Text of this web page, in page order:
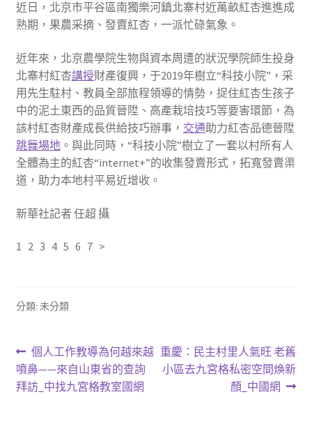
近日，北京市平谷區南獨樂河鎮北寨村近萬畝紅杏進進成
熟期，果農采摘、發賣紅杏，一派忙碌氣象。
近年來，北京農學院生物與資本周遭的狀況學院師生投身
北寨村紅杏講授財產復興，于2019年樹立“科技小院”，采
用先生駐村、教員全部旅程領導的情勢，捉住紅杏生孩子
中的泥土東西的品質晉陞、高產栽培技巧等要害環節，為
該村紅杏財產成長供給技巧辦事， 交通助力紅杏品德晉陞
跳舞場地。與此同時，“科技小院”樹立了一套以村所有人
全體為主的紅杏“internet+”的收集發賣形式，拓寬發賣渠
道，助力本地村平易近增收。
新華社記者 任超 攝
1 2 3 4 5 6 7 >
分類: 未分類
文
章
上
一
篇
個人工作教導為何越來越
噴鼻——來自山東省的查詢
拜訪_中找九宮格教室國網
下
一
重慶：民主村里人氣旺 老舊
小區去九宮格私密空間煥新
顏_中國網